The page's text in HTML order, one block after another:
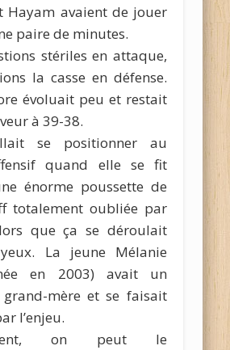
Hayam avaient de jouer
paire de minutes.
stériles en attaque,
la casse en défense.
évoluait peu et restait
à 39-38.
se positionner au
quand elle se fit
énorme poussette de
totalement oubliée par
que ça se déroulait
La jeune Mélanie
en 2003) avait un
mère et se faisait
l’enjeu.
on peut le